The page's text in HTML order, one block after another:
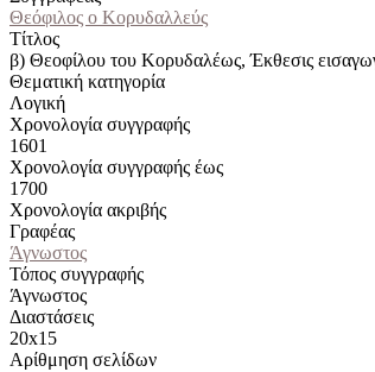
Θεόφιλος ο Κορυδαλλεύς
Τίτλος
β) Θεοφίλου του Κορυδαλέως, Έκθεσις
Θεματική κατηγορία
Λογική
Χρονολογία συγγραφής
1601
Χρονολογία συγγραφής έως
1700
Χρονολογία ακριβής
Γραφέας
Άγνωστος
Τόπος συγγραφής
Άγνωστος
Διαστάσεις
20x15
Αρίθμηση σελίδων